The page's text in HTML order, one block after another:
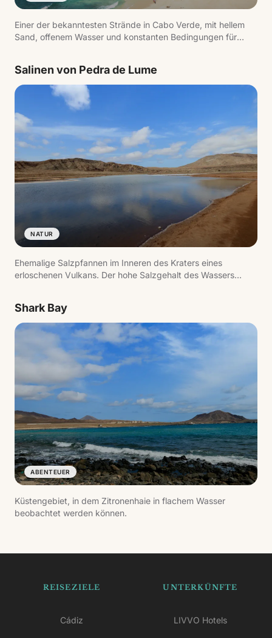
Einer der bekanntesten Strände in Cabo Verde, mit hellem
Sand, offenem Wasser und konstanten Bedingungen für
Salinen von Pedra de Lume
NATUR
Ehemalige Salzpfannen im Inneren des Kraters eines
erloschenen Vulkans. Der hohe Salzgehalt des Wassers
Shark Bay
ABENTEUER
Küstengebiet, in dem Zitronenhaie in flachem Wasser
beobachtet werden können.
REISEZIELE
Cádiz
UNTERKÜNFTE
LIVVO Hotels